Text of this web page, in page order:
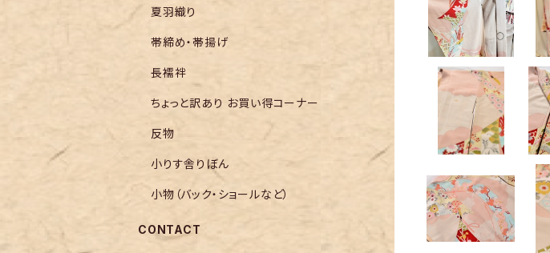
夏羽織り
帯締め・帯揚げ
長襦袢
ちょっと訳あり お買い得コーナー
反物
小りす舎りぼん
小物（バック・ショールなど）
CONTACT